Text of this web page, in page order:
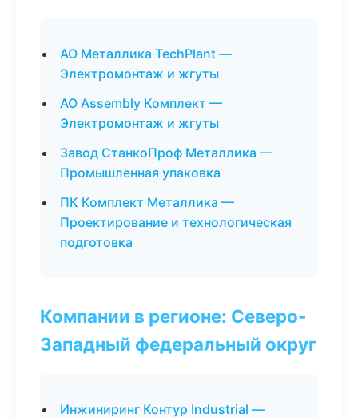
АО Металлика TechPlant —
Электромонтаж и жгуты
АО Assembly Комплект —
Электромонтаж и жгуты
Завод СтанкоПроф Металлика —
Промышленная упаковка
ПК Комплект Металлика —
Проектирование и технологическая
подготовка
Компании в регионе: Северо-
Западный федеральный округ
Инжиниринг Контур Industrial —